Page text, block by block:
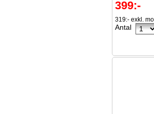
399:-
319:- exkl.
Antal